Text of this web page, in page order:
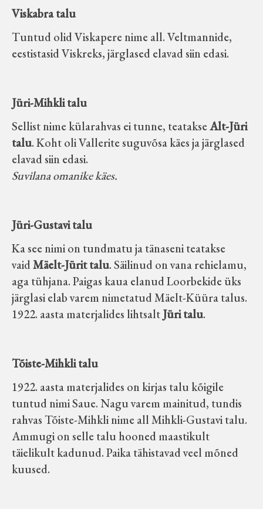
Viskabra talu
Tuntud olid Viskapere nime all. Veltmannide,
eestistasid Viskreks, järglased elavad siin edasi.
Jüri-Mihkli talu
Sellist nime külarahvas ei tunne, teatakseAlt-Jüri
talu. Koht oli Vallerite suguvõsa käes ja järglased
elavad siin edasi.
Suvilana omanike käes.
Jüri-Gustavi talu
Ka see nimi on tundmatu ja tänaseni teatakse
vaidMäelt-Jürit talu. Säilinud on vana rehielamu,
aga tühjana. Paigas kaua elanud Loorbekide üks
järglasi elab varem nimetatud Mäelt-Küüra talus.
1922. aasta materjalides lihtsaltJüri talu.
Tõiste-Mihkli talu
1922. aasta materjalides on kirjas talu kõigile
tuntud nimi Saue. Nagu varem mainitud, tundis
rahvas Tõiste-Mihkli nime all Mihkli-Gustavi talu.
Ammugi on selle talu hooned maastikult
täielikult kadunud. Paika tähistavad veel mõned
kuused.